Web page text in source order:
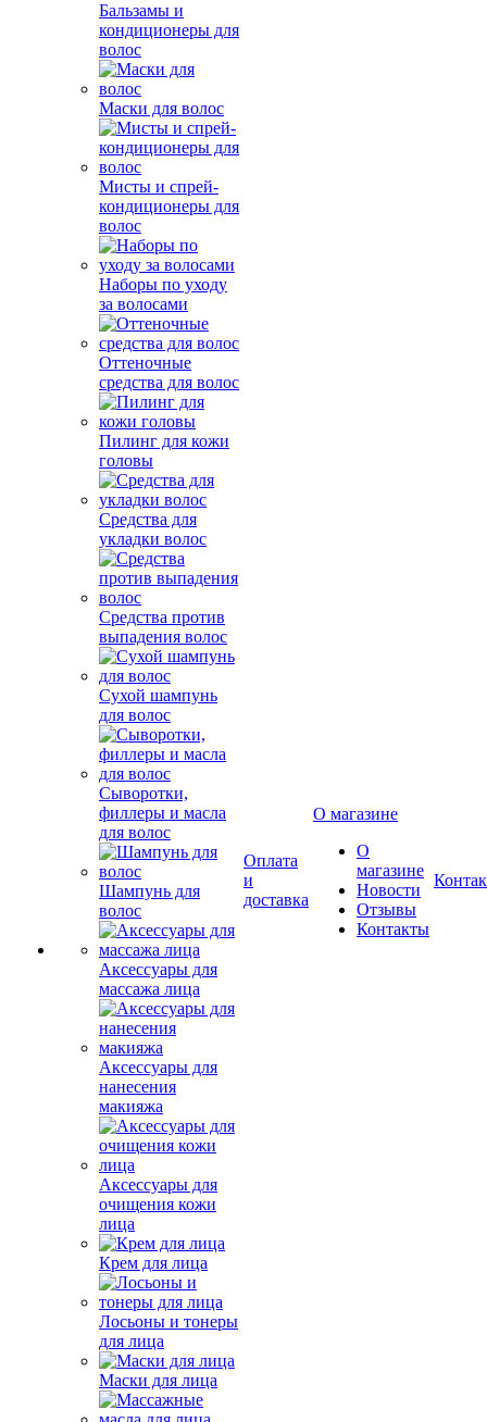
Бальзамы и
кондиционеры для
волос
Маски для волос
Мисты и спрей-
кондиционеры для
волос
Наборы по уходу
за волосами
Оттеночные
средства для волос
Пилинг для кожи
головы
Средства для
укладки волос
Средства против
выпадения волос
Сухой шампунь
для волос
Сыворотки,
филлеры и масла
для волос
Шампунь для
волос
Аксессуары для
массажа лица
Аксессуары для
нанесения
макияжа
Аксессуары для
очищения кожи
лица
Крем для лица
Лосьоны и тонеры
для лица
Маски для лица
Оплата
и
доставка
О магазине
О
магазине
Новости
Отзывы
Контакты